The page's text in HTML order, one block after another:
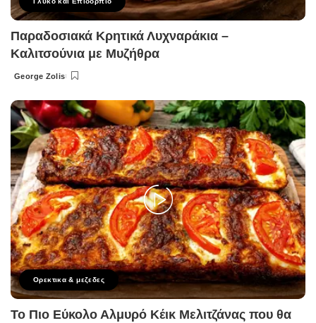
Παραδοσιακά Κρητικά Λυχναράκια –
Καλιτσούνια με Μυζήθρα
Posted
George Zolis
Ορεκτικα & μεζεδες
Το Πιο Εύκολο Αλμυρό Κέικ Μελιτζάνας που θα